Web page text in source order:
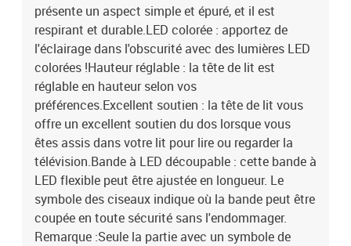
présente un aspect simple et épuré, et il est
respirant et durable.LED colorée : apportez de
l'éclairage dans l'obscurité avec des lumières LED
colorées !Hauteur réglable : la tête de lit est
réglable en hauteur selon vos
préférences.Excellent soutien : la tête de lit vous
offre un excellent soutien du dos lorsque vous
êtes assis dans votre lit pour lire ou regarder la
télévision.Bande à LED découpable : cette bande à
LED flexible peut être ajustée en longueur. Le
symbole des ciseaux indique où la bande peut être
coupée en toute sécurité sans l'endommager.
Remarque :Seule la partie avec un symbole de